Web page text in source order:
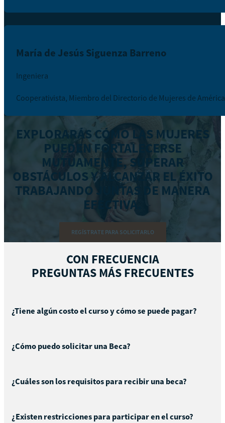
María de Jesús Siguenza Barreno
Ingeniera
Cooperativista, Miembro del Directorio de Mujeres de
EXPLORARÁS CÓMO LAS MUJERES
PUEDEN FORTALECERSE
MUTUAMENTE, SUPERAR
OBSTÁCULOS Y ALCANZAR EL ÉXITO
TRABAJANDO JUNTAS DE MANERA
EFECTIVA.
REGÍSTRATE PARA SOLICITARLO
CON FRECUENCIA
PREGUNTAS MÁS FRECUENTES
¿Tiene algún costo el curso y cómo se puede pagar?
¿Cómo puedo solicitar una Beca?
¿Cuáles son los requisitos para recibir una beca?
¿Existen restricciones para participar en el curso?